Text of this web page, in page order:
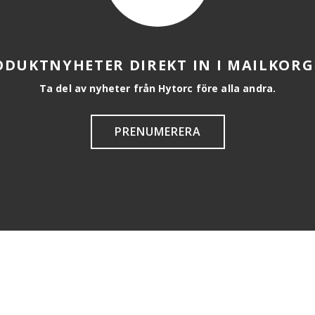
DIREKT IN I
Ta del av nyheter från Hytorc före alla andra.
PRENUMERERA